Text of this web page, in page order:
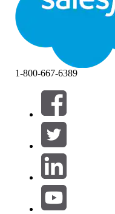
3. Consider using
Custom Settings to
for easier management
migrations.
4. Ensure email
merge field dynamically
the template's HTML.
Knowledge-artikkelin
005318925
RATKAISIKO
Anna
1-800-667-6389